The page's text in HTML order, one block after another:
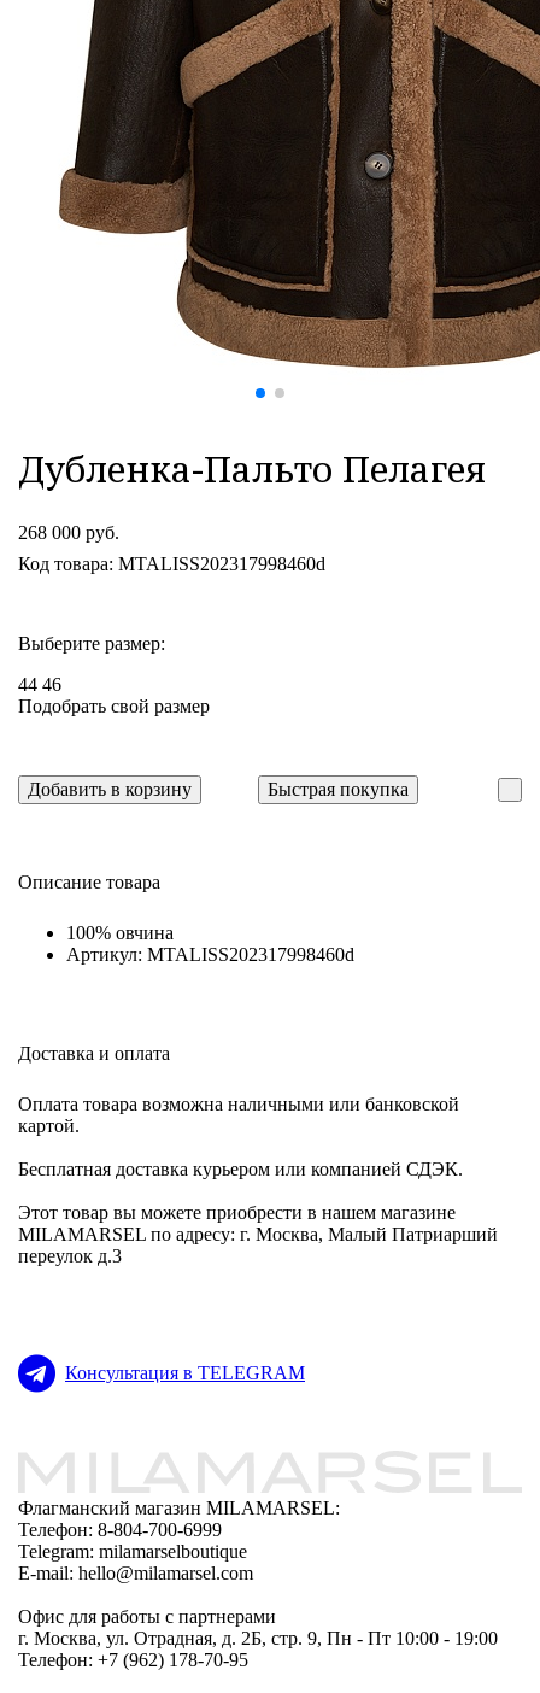
Дубленка-Пальто Пелагея
268 000 руб.
Код товара: MTALISS202317998460d
Выберите размер:
44 46
Подобрать свой размер
Добавить в корзину Быстрая покупка
Описание товара
100% овчина
Артикул: MTALISS202317998460d
Доставка и оплата
Оплата товара возможна наличными или банковской
картой.
Бесплатная доставка курьером или компанией СДЭК.
Этот товар вы можете приобрести в нашем магазине
MILAMARSEL по адресу: г. Москва, Малый Патриарший
переулок д.3
Консультация в TELEGRAM
Флагманский магазин MILAMARSEL:
Телефон: 8-804-700-6999
Telegram: milamarselboutique
E-mail: hello@milamarsel.com
Офис для работы с партнерами
г. Москва, ул. Отрадная, д. 2Б, стр. 9, Пн - Пт 10:00 - 19:00
Телефон: +7 (962) 178-70-95